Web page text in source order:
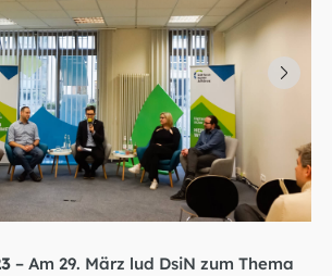
– Am 29. März lud DsiN zum Thema